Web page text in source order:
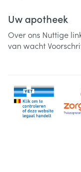
Uw apotheek
Over ons Nuttige
van wacht